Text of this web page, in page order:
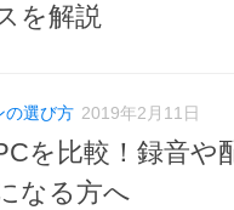
を解説
の選び方 2019年2月11日
を比較！録音や
なる方へ